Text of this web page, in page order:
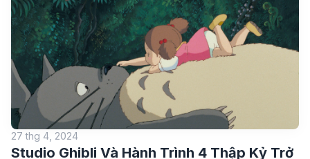
27 thg 4, 2024
Studio Ghibli Và Hành Trình 4 Thập Kỷ Trở